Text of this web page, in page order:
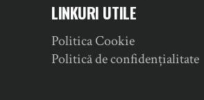
LINKURI UTILE
Politica Cookie
Politică de confidențialitate